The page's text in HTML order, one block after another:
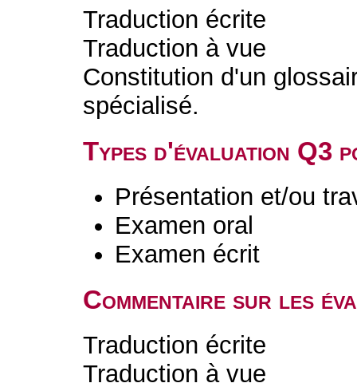
Traduction écrite
Traduction à vue
Constitution d'un
spécialisé.
Types d'évaluation Q3
Présentation et/ou
Examen oral
Examen écrit
Commentaire sur les
Traduction écrite
Traduction à vue